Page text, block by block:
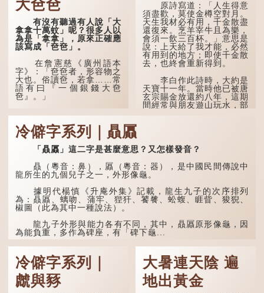
清」形容空虛無所事事。
大夿夿
有沒有聽過有人說「大
拿拿十萬蚊」呢？很多人以
為是「拿拿」，原來正確應
該寫成「夿夿」。
在詹憲慈《廣州語本
字》：「夿夿者，形容物之
大也。俗讀夿，若拿……常
語有曰『一個銀錢大夿
夿』。」
銀錢大夿夿」，就形容金錢
數量之大了。「大夿夿十萬
蚊」，就是說十萬元是一筆
大數目了。
不過，「夿」字本音讀
作「巴（bā）」，因此
「大夿夿」理應讀成「大巴
巴」。問題是，若依足本
音，...
原詩寫道：「人生得意
須盡歡，莫使金樽空對月。
天生我材必有用，千金散盡
還復來。烹羊宰牛且為樂，
會須一飲三百杯。」意思是
說：上天給了我才能，必然
有用到的地方；即使千金散
去，也終會重新得到。
李白作此詩時，大約是
天寶十一年。當時他已被唐
玄宗賜金放還約八年，這期
間經常與朋友遊山玩水，部
冷僻字系列｜贔屭
「贔屭」這二字是甚麼意思？又怎樣發音？
贔（粵音：鼻），屭（粵音：器），是中國民間傳說中
龍所生的九個兒子之一，外形像龜。
據明代楊慎《升庵外集》記載，龍生九子的次序排列
為：贔屭、螭吻、蒲牢、狴犴、饕餮、蚣蝮、睚眥、狻猊、
椒圖（此為其中一種說法）。
龍九子外形與能力各有不同，其中，贔屭原形像龜，因
為能負重，多作為碑座，有「碑下龜...
冷僻字系列｜
虤與豩
大暑連天陰 遍
地出黃金